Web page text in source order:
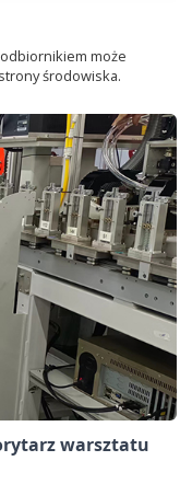
może
środowiska.
warsztatu